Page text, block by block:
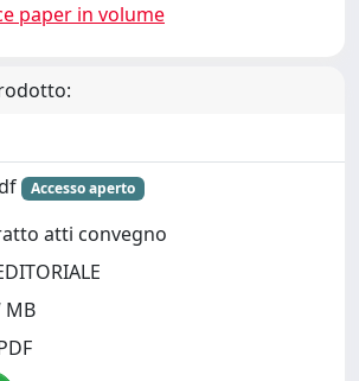
paper in volume
Accesso aperto
atti convegno
MB